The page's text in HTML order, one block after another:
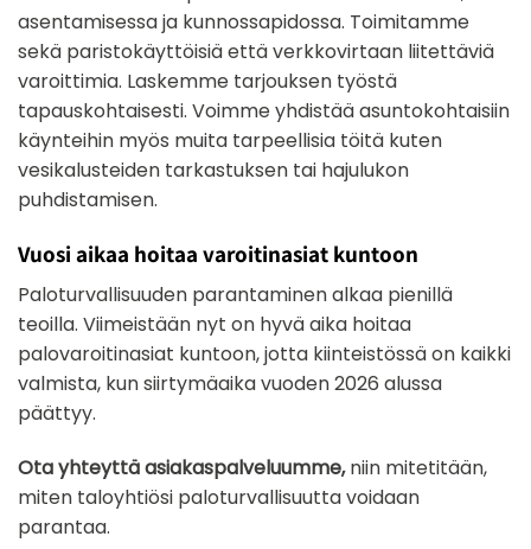
asentamisessa ja kunnossapidossa. Toimitamme
sekä paristokäyttöisiä että verkkovirtaan liitettäviä
varoittimia. Laskemme tarjouksen työstä
tapauskohtaisesti. Voimme yhdistää asuntokohtaisiin
käynteihin myös muita tarpeellisia töitä kuten
vesikalusteiden tarkastuksen tai hajulukon
puhdistamisen.
Vuosi aikaa hoitaa varoitinasiat kuntoon
Paloturvallisuuden parantaminen alkaa pienillä
teoilla. Viimeistään nyt on hyvä aika hoitaa
palovaroitinasiat kuntoon, jotta kiinteistössä on kaikki
valmista, kun siirtymäaika vuoden 2026 alussa
päättyy.
Ota yhteyttä asiakaspalveluumme,niin mitetitään,
miten taloyhtiösi paloturvallisuutta voidaan
parantaa.